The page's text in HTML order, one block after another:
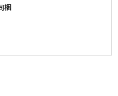
梱